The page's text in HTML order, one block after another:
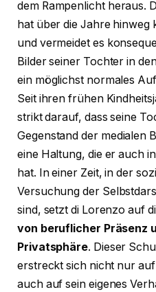
dem Rampenlicht heraus.
hat über die Jahre hinweg
und vermeidet es
Bilder seiner Tochter in
ein möglichst normales
Seit ihren frühen
strikt darauf, dass seine
Gegenstand der medialen
eine Haltung, die er auch
hat. In einer Zeit, in der
Versuchung der
sind, setzt di Lorenzo auf
von beruflicher Präsenz
Privatsphäre. Dieser
erstreckt sich nicht nur
auch auf sein eigenes